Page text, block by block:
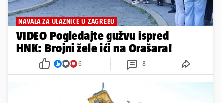
NAVALA ZA ULAZNICE U ZAGREBU
VIDEO Pogledajte gužvu ispred
HNK: Brojni žele ići na Orašara!
6 8